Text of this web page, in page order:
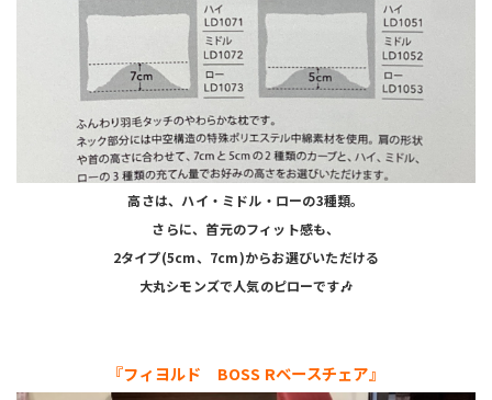
高さは、ハイ・ミドル・ローの3種類。
さらに、首元のフィット感も、
2タイプ(5cm、7cm)からお選びいただける
大丸シモンズで人気のピローです🎶
『フィヨルド BOSS Rベースチェア』